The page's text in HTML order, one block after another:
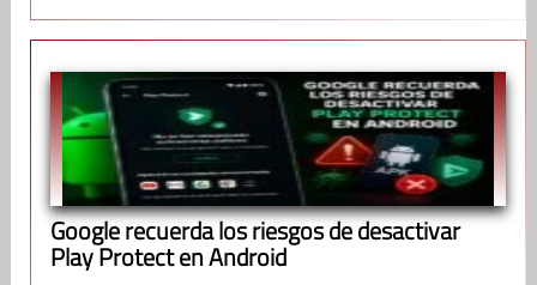
Google recuerda los riesgos de desactivar
Play Protect en Android